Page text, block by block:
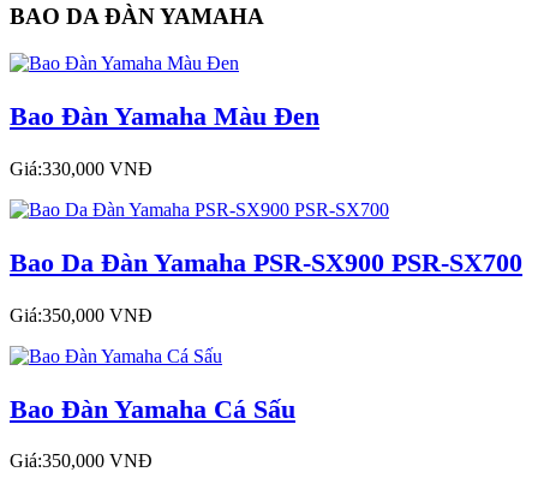
BAO DA ĐÀN YAMAHA
Bao Đàn Yamaha Màu Đen
Giá:330,000 VNĐ
Bao Da Đàn Yamaha PSR-SX900 PSR-SX700
Giá:350,000 VNĐ
Bao Đàn Yamaha Cá Sấu
Giá:350,000 VNĐ